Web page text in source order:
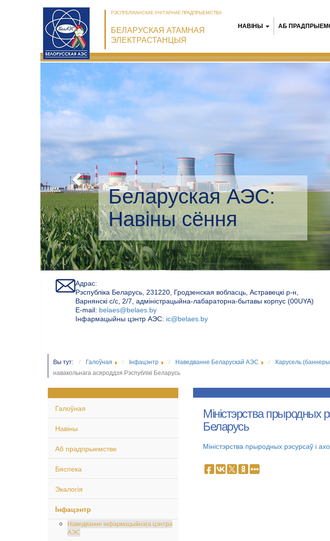
РЭСПУБЛІКАНСКАЕ УНІТАРНАЕ ПРАДПРЫЕМСТВА
БЕЛАРУСКАЯ АТАМНАЯ
ЭЛЕКТРАСТАНЦЫЯ
НАВІНЫ АБ
Адрас:
Рэспубліка Беларусь, 231220, Гродзенская вобласць, Астравецкі р-н,
Варнянскі с/с, 2/7, адміністрацыйна-лабараторна-бытавы корпус (00UYA)
Е-mail: belaes@belaes.by
Інфармацыйны цэнтр АЭС: ic@belaes.by
Вы тут: Галоўная Iнфацэнтр Наведванне Беларускай АЭС Карусель
навакольнага асяроддзя Рэспублікі Беларусь
Галоўная
Навіны
Аб прадпрыемстве
Бяспека
Экалогія
Iнфацэнтр
Наведванне інфармацыйнага цэнтра
АЭС
Міністэрства прыродных
Беларусь
Міністэрства прыродных рэсурсаў і